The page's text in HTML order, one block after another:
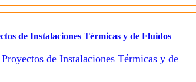
de Instalaciones Térmicas y de Fluidos